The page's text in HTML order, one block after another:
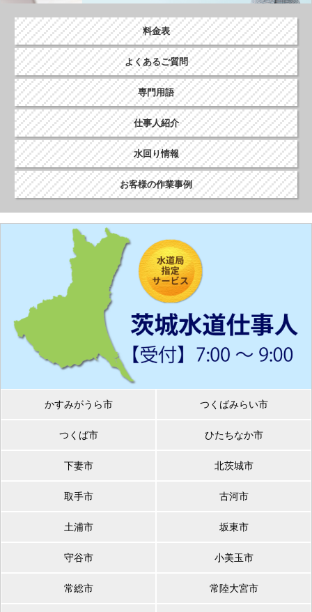
料金表
よくあるご質問
専門用語
仕事人紹介
水回り情報
お客様の作業事例
かすみがうら市 つくばみらい市
つくば市 ひたちなか市
下妻市 北茨城市
取手市 古河市
土浦市 坂東市
守谷市 小美玉市
常総市 常陸大宮市